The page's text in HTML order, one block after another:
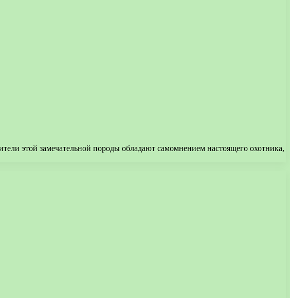
этой замечательной породы обладают самомнением настоящего охотника,